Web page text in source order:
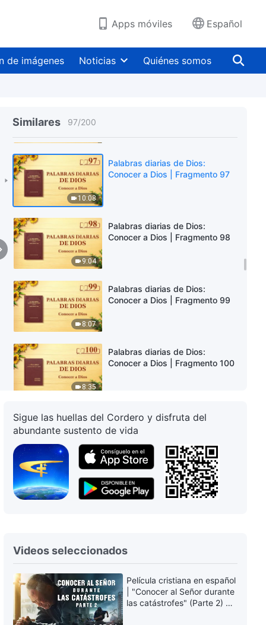
Apps móviles Español
de imágenes Noticias Quiénes somos
Similares 97/200
5:22
Conocer a Dios | Fragmento 95
10:08
Palabras diarias de Dios:
Conocer a Dios | Fragmento 97
9:04
Palabras diarias de Dios:
Conocer a Dios | Fragmento 98
8:07
Palabras diarias de Dios:
Conocer a Dios | Fragmento 99
8:35
Palabras diarias de Dios:
Conocer a Dios | Fragmento 100
9:00
Palabras diarias de Dios:
Conocer a Dios | Fragmento 101
Palabras diarias de Dios:
Conocer a Dios | Fragmento 102
11:41
Conocer a Dios | Fragmento 103
Palabras diarias de Dios:
Conocer a Dios | Fragmento 104
Sigue las huellas del Cordero y disfruta del
abundante sustento de vida
Videos seleccionados
Película cristiana en español
| "Conocer al Señor durante
las catástrofes" (Parte 2) La